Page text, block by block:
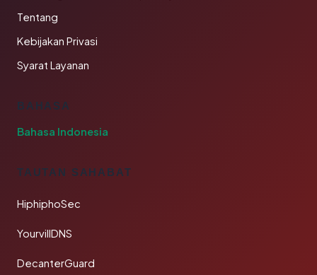
Tentang
Kebijakan Privasi
Syarat Layanan
BAHASA
Bahasa Indonesia
TAUTAN SAHABAT
HiphiphoSec
YourvillDNS
DecanterGuard